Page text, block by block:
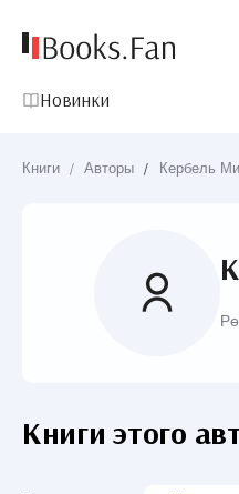
Новинки
Книги / Авторы / Кербель
Книги этого